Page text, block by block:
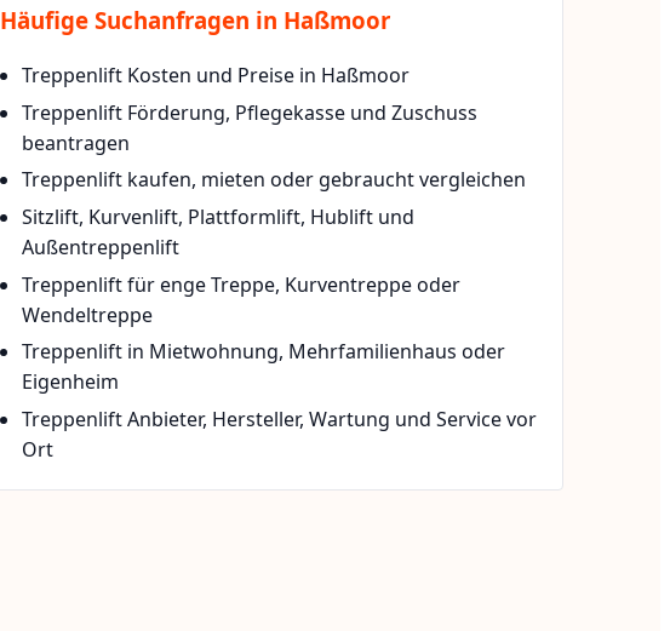
Häufige Suchanfragen in Haßmoor
Treppenlift Kosten und Preise in Haßmoor
Treppenlift Förderung, Pflegekasse und Zuschuss
beantragen
Treppenlift kaufen, mieten oder gebraucht vergleichen
Sitzlift, Kurvenlift, Plattformlift, Hublift und
Außentreppenlift
Treppenlift für enge Treppe, Kurventreppe oder
Wendeltreppe
Treppenlift in Mietwohnung, Mehrfamilienhaus oder
Eigenheim
Treppenlift Anbieter, Hersteller, Wartung und Service vor
Ort